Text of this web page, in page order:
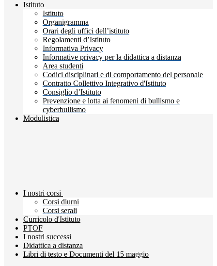
Istituto
Istituto
Organigramma
Orari degli uffici dell’istituto
Regolamenti d’Istituto
Informativa Privacy
Informative privacy per la didattica a distanza
Area studenti
Codici disciplinari e di comportamento del personale
Contratto Collettivo Integrativo d'Istituto
Consiglio d’Istituto
Prevenzione e lotta ai fenomeni di bullismo e
cyberbullismo
Modulistica
I nostri corsi
Corsi diurni
Corsi serali
Curricolo d'Istituto
PTOF
I nostri successi
Didattica a distanza
Libri di testo e Documenti del 15 maggio